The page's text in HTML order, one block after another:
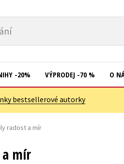
-20% VÝPRODEJ -70 % O
bestsellerové autorky
radost a mír
mír